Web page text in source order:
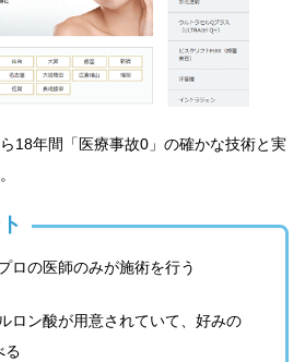
18年間「医療事故0」の確かな技術と実
ロの医師のみが施術を行う
ロン酸が用意されていて、好みの
る